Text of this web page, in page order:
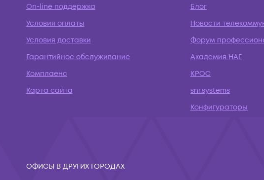
On-line поддержка
Условия оплаты
Условия доставки
Гарантийное обслуживание
Комплаенс
Карта сайта
Блог
Новости
Форум
Академия НАГ
КРОС
snr.systems
Конфигураторы
ОФИСЫ В ДРУГИХ ГОРОДАХ